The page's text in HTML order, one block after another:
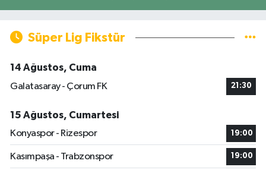
Süper Lig Fikstür
14 Ağustos, Cuma
Galatasaray - Çorum FK
21:30
15 Ağustos, Cumartesi
Konyaspor - Rizespor
19:00
Kasımpaşa - Trabzonspor 19:00